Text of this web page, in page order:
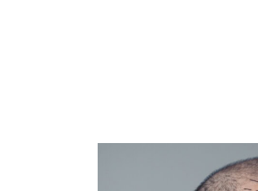
özelliğe sahip bakım
içinde olan, zamanı
konfor ve kolaylık
ve sağlıklı bir şekilde
bırakıldığında ekilen
uygulanan bu yöntem